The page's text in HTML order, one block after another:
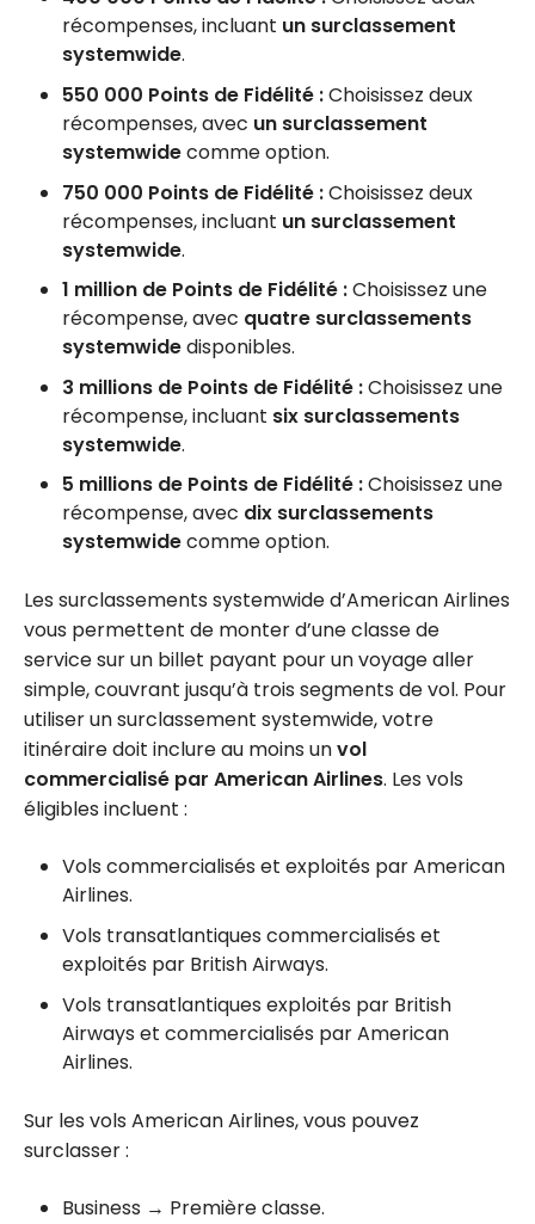
récompenses, incluant un surclassement
systemwide.
550 000 Points de Fidélité :Choisissez deux
récompenses, avec un surclassement
systemwidecomme option.
750 000 Points de Fidélité :Choisissez deux
récompenses, incluant un surclassement
systemwide.
1 million de Points de Fidélité :Choisissez une
récompense, avec quatre surclassements
systemwidedisponibles.
3 millions de Points de Fidélité :Choisissez une
récompense, incluant six surclassements
systemwide.
5 millions de Points de Fidélité :Choisissez une
récompense, avec dix surclassements
systemwidecomme option.
Les surclassements systemwide d’American Airlines
vous permettent de monter d’une classe de
service sur un billet payant pour un voyage aller
simple, couvrant jusqu’à trois segments de vol. Pour
utiliser un surclassement systemwide, votre
itinéraire doit inclure au moins unvol
commercialisé par American Airlines. Les vols
éligibles incluent :
Vols commercialisés et exploités par American
Airlines.
Vols transatlantiques commercialisés et
exploités par British Airways.
Vols transatlantiques exploités par British
Airways et commercialisés par American
Airlines.
Sur les vols American Airlines, vous pouvez
surclasser :
Business → Première classe.